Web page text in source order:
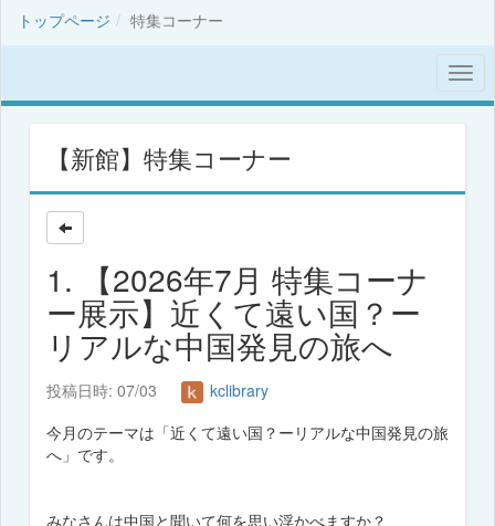
トップページ 特集コーナー
【新館】特集コーナー
1. 【2026年7月 特集コーナ
ー展示】近くて遠い国？ー
リアルな中国発見の旅へ
投稿日時: 07/03
kclibrary
今月のテーマは「近くて遠い国？ーリアルな中国発見の旅
へ」です。
みなさんは中国と聞いて何を思い浮かべますか？